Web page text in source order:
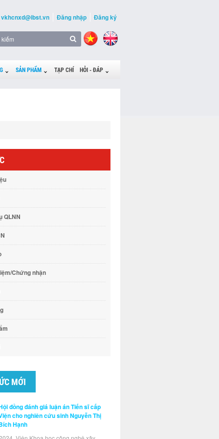
vkhcnxd@ibst.vn Đăng nhập Đăng ký
SẢN PHẨM TẠP CHÍ HỎI - ĐÁP
QLNN
Chứng nhận
MỚI
đồng đánh giá luận án Tiến sĩ cấp
cho nghiên cứu sinh Nguyễn Thị
Hạnh